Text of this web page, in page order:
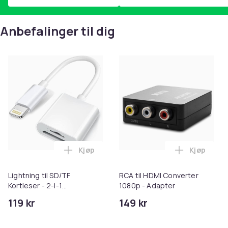
Anbefalinger til dig
Lightning til SD/TF
Kortleser - 2-i-1
iPhone/iPad
119 kr
Legg Lightning til SD/TF Kortleser - 2-i-
Kjøp
RCA til HDMI Converter
1080p - Adapter
149 kr
Legg
Kjøp